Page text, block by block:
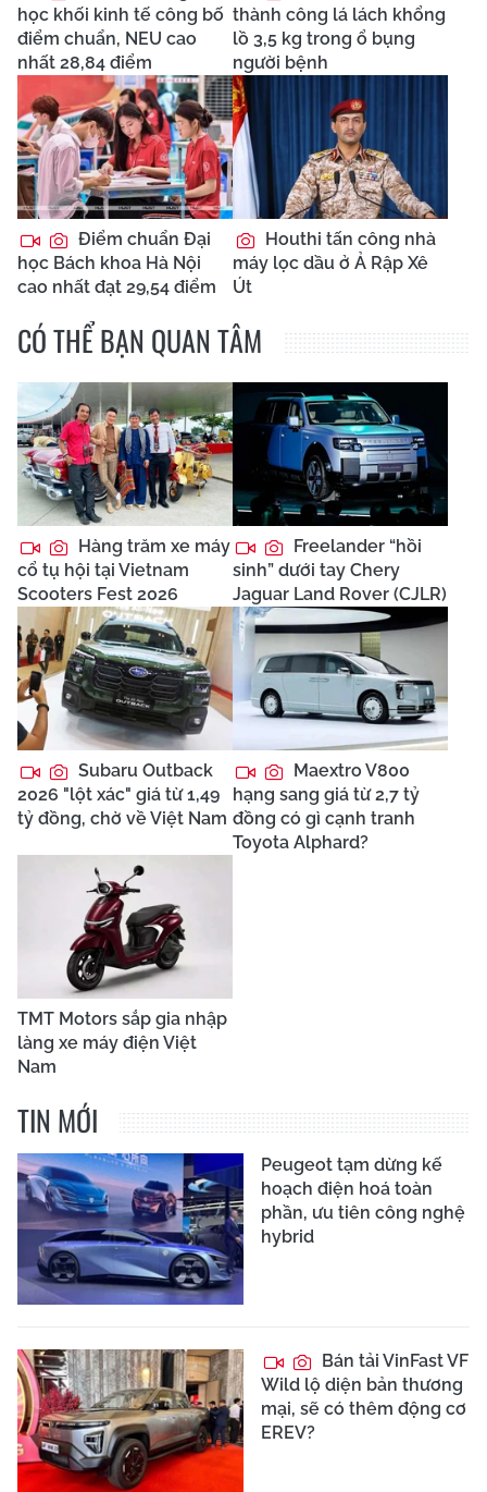
học khối kinh tế công bố
điểm chuẩn, NEU cao
nhất 28,84 điểm
thành công lá lách khổng
lồ 3,5 kg trong ổ bụng
người bệnh
Điểm chuẩn Đại
học Bách khoa Hà Nội
cao nhất đạt 29,54 điểm
Houthi tấn công nhà
máy lọc dầu ở Ả Rập Xê
Út
CÓ THỂ BẠN QUAN TÂM
Hàng trăm xe máy
cổ tụ hội tại Vietnam
Scooters Fest 2026
Freelander “hồi
sinh” dưới tay Chery
Jaguar Land Rover (CJLR)
Subaru Outback
2026 "lột xác" giá từ 1,49
tỷ đồng, chờ về Việt Nam
Maextro V800
hạng sang giá từ 2,7 tỷ
đồng có gì cạnh tranh
Toyota Alphard?
TMT Motors sắp gia nhập
làng xe máy điện Việt
Nam
TIN MỚI
Peugeot tạm dừng kế
hoạch điện hoá toàn
phần, ưu tiên công nghệ
hybrid
Bán tải VinFast VF
Wild lộ diện bản thương
mại, sẽ có thêm động cơ
EREV?